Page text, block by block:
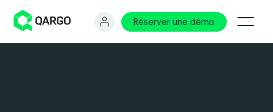
Réserver une démo